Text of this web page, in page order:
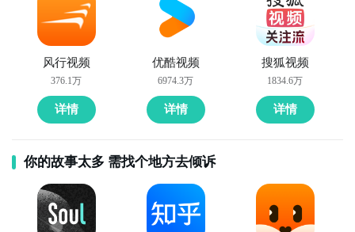
风行视频
376.1万
详情
优酷视频
6974.3万
详情
搜狐视频
1834.6万
详情
你的故事太多 需找个地方去倾诉